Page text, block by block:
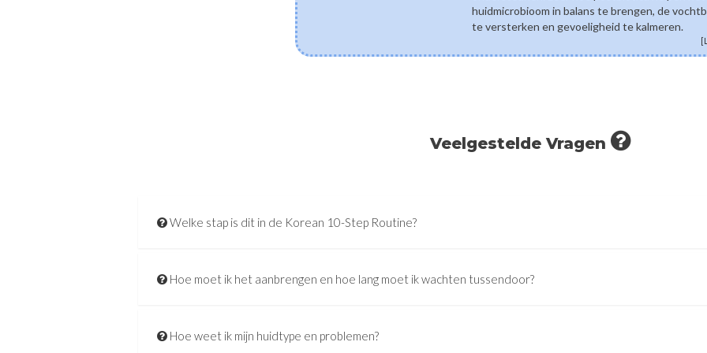
[Lees meer]
huidmicrobioom in balans te brengen, de
te versterken en gevoeligheid te kalmeren.
Veelgestelde Vragen
Welke stap is dit in de Korean 10-Step Routine?
Hoe moet ik het aanbrengen en hoe lang moet ik wachten tussendoor?
Hoe weet ik mijn huidtype en problemen?